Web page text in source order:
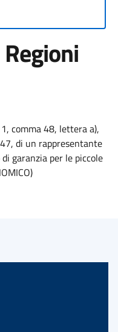
Regioni
comma 48, lettera a),
di un rappresentante
garanzia per le piccole